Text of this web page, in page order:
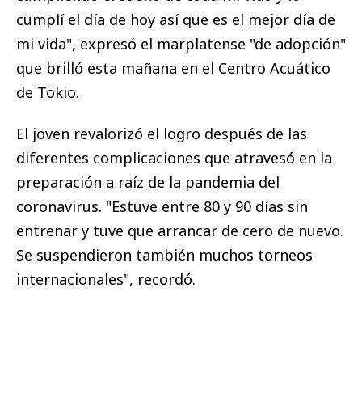
cumplí el día de hoy así que es el mejor día de
mi vida", expresó el marplatense "de adopción"
que brilló esta mañana en el Centro Acuático
de Tokio.
El joven revalorizó el logro después de las
diferentes complicaciones que atravesó en la
preparación a raíz de la pandemia del
coronavirus. "Estuve entre 80 y 90 días sin
entrenar y tuve que arrancar de cero de nuevo.
Se suspendieron también muchos torneos
internacionales", recordó.